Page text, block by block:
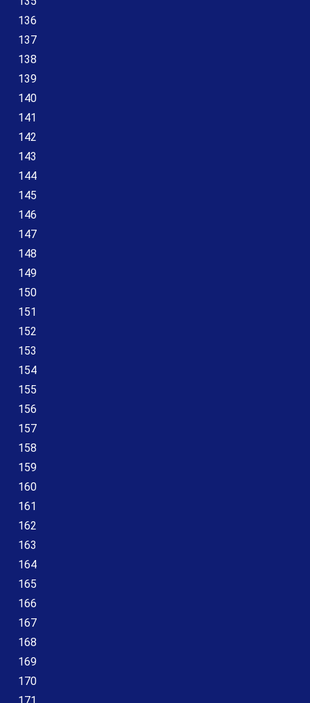
136
137
138
139
140
141
142
143
144
145
146
147
148
149
150
151
152
153
154
155
156
157
158
159
160
161
162
163
164
165
166
167
168
169
170